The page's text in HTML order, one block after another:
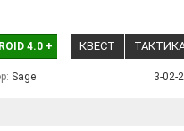
4.0 + КВЕСТ
Sage 3-02-